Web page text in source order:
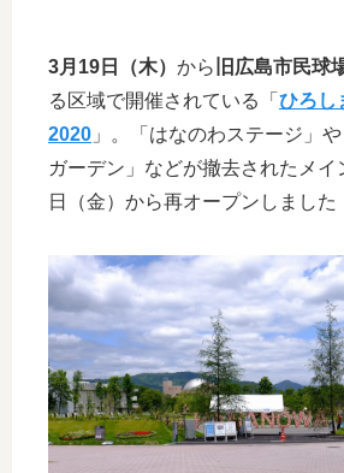
3月19日（木） から 旧広島市民球
る区域で開催されている「 ひろし
2020 」。「はなのわステージ」
ガーデン」などが撤去されたメ
日（金）から再オープンしました